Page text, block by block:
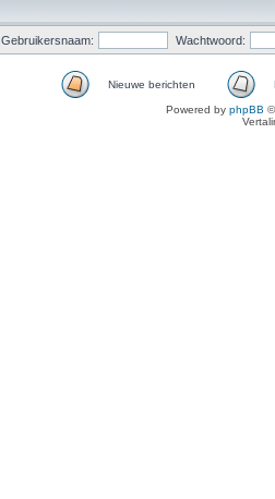
Gebruikersnaam: Wachtwoord:
Nieuwe berichten
Powered by phpBB